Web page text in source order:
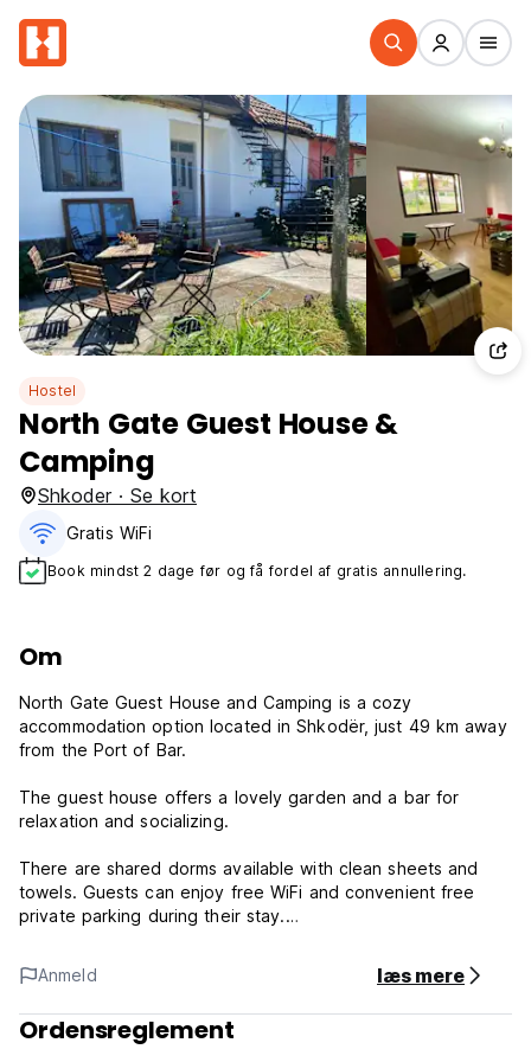
Hostel
North Gate Guest House &
Camping
Shkoder · Se kort
Gratis WiFi
Book mindst 2 dage før og få fordel af gratis annullering.
Om
North Gate Guest House and Camping is a cozy
accommodation option located in Shkodër, just 49 km away
from the Port of Bar.
The guest house offers a lovely garden and a bar for
relaxation and socializing.
There are shared dorms available with clean sheets and
towels. Guests can enjoy free WiFi and convenient free
private parking during their stay.
Podgorica Airport is 59 km away from the guest house.
North Gate Guest House & Camping - Terms & Conditions:
Anmeld læs mere
Ordensreglement